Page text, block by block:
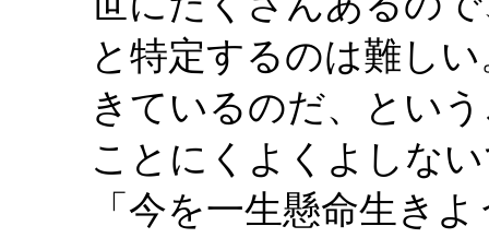
と特定するのは難し
きているのだ、とい
ことにくよくよしな
「今を一生懸命生き